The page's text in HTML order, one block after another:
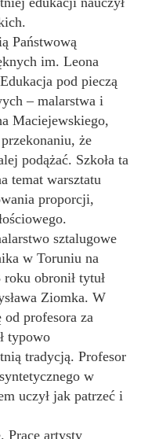
Państwową
im. Leona
pod pieczą
– malarstwa i
Maciejewskiego,
że
podążać. Szkoła ta
temat warsztatu
proporcji,
sztalugowe
w Toruniu na
obronił tytuł
Ziomka. W
od profesora za
typowo
tradycją. Profesor
w
uczył jak patrzeć i
Prace artysty